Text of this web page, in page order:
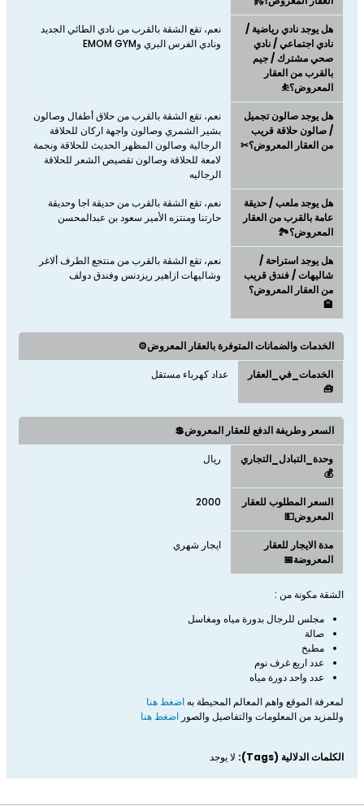
هل يوجد نادي رياضية /
نادي اجتماعي / نادي
صحي مشترك / جيم
بالقرب من العقار
المعروض؟⛹
نعم، تقع الشقة بالقرب من نادي الطائي الجديد
ونادي الفرس البري وEMOM GYM
هل يوجد صالون تجميل
/ صالون حلاقة قريب
من العقار المعروض؟✂
نعم، تقع الشقة بالقرب من حلاق أطفال وصالون
بشير الشمري وصالون واجهة اركان للحلاقة
الرجالية وصالون المظهر الحديث للحلاقة ونجمة
لامعة للحلاقة وصالون تقصيص الشعر للحلاقة
الرجاليه
هل يوجد ملعب / حديقة
عامة بالقرب من العقار
المعروض؟🏞️
نعم، تقع الشقة بالقرب من حديقة اجا وحديقة
حارتنا ومنتزه الأمير سعود بن عبدالمحسن
هل يوجد استراحة /
شاليهات / فندق قريب
من العقار المعروض؟
🏨
نعم، تقع الشقة بالقرب من منتجع الطرف ألاغر
وشاليهات ازاهير ريزدنس وفندق دولف
الخدمات والضمانات المتوفرة بالعقار المعروض⚙️
الخدمات_في_العقار
🧰
عداد كهرباء مستقل
السعر وطريفة الدفع للعقار المعروض💲
وحدة_التبادل_التجاري
💰
ريال
السعر المطلوب للعقار
المعروض💵
2000
مدة الايجار للعقار
المعروضة📅
ايجار شهري
الشقة مكونة من :
مجلس للرجال بدورة مياه ومغاسل
صالة
مطبخ
عدد اربع غرف نوم
عدد واحد دورة مياه
لمعرفة الموقع واهم المعالم المحيطة بهاضغط هنا
وللمزيد من المعلومات والتفاصيل والصور اضغط هنا​
الكلمات الدلالية (Tags): لا يوجد